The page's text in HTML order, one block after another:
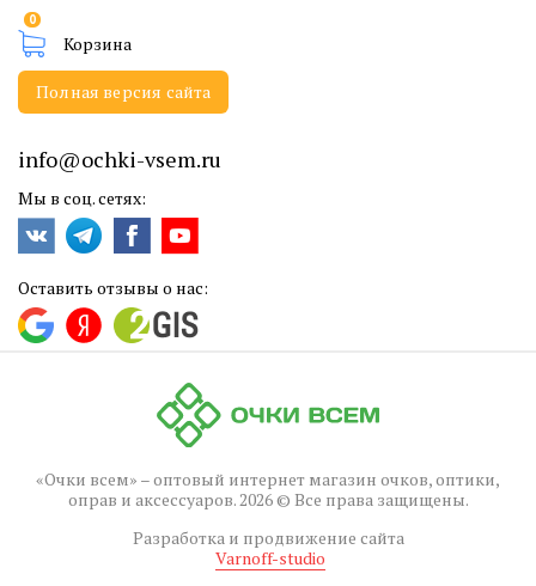
info@ochki-vsem.ru
Мы в соц. сетях:
Оставить отзывы о нас:
0
Корзина
Полная версия сайта
«Очки всем» – оптовый интернет магазин очков, оптики,
оправ и аксессуаров. 2026 © Все права защищены.
Разработка и продвижение сайта
Varnoff-studio